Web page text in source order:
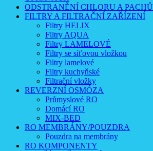
ODSTRANĚNÍ CHLORU A PACHŮ
FILTRY A FILTRAČNÍ ZAŘÍZENÍ
Filtry HELIX
Filtry AQUA
Filtry LAMELOVÉ
Filtry se síťovou vložkou
Filtry lamelové
Filtry kuchyňské
Filtrační vložky
REVERZNÍ OSMÓZA
Průmyslové RO
Domácí RO
MIX-BED
RO MEMBRÁNY/POUZDRA
Pouzdra na membrány
RO KOMPONENTY